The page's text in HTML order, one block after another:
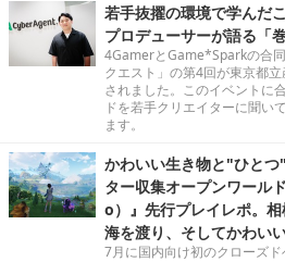
若手抜擢の環境で学ん
プロデューサーが語る「
4GamerとGame*Sparkの合
クエスト」の第4回が東京都
されました。このイベントに
ドを若手クリエイターに聞い
ます。
かわいい生き物と"ひと
ター収集オープンワール
o）』先行プレイレポ。相
海を渡り、そしてかわい
7月に国内向け初のクローズド